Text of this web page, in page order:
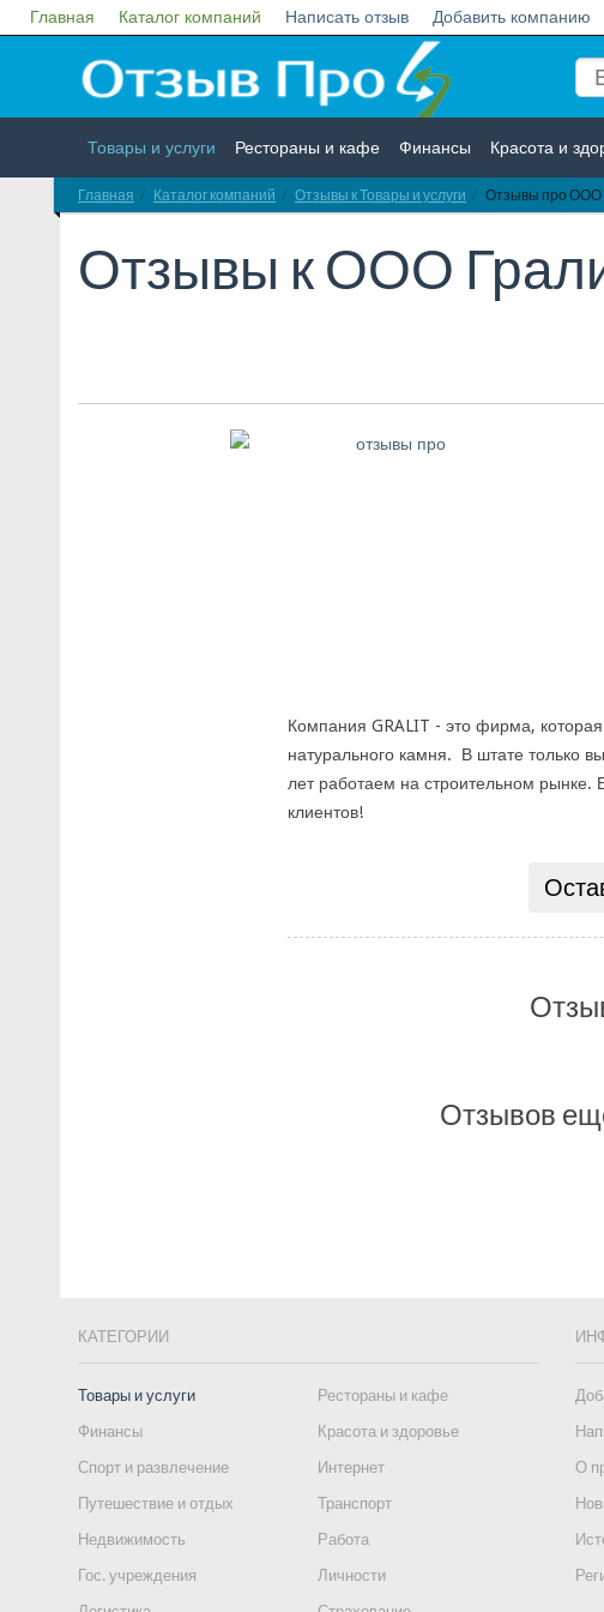
Главная Каталог компаний Написать отзыв Добавить компанию
Товары и услуги Рестораны и кафе Финансы Красота и
Недвижимость Работа Гос. учреждения Личности
Главная Каталог компаний Отзывы к Товары и услуги Отзывы про ООО
Отзывы к ООО
Компания GRALIT - это фирма, которая
натурального камня. В штате только
лет работаем на строительном рынке.
клиентов!
Отзывов
КАТЕГОРИИ
Товары и услуги
Рестораны и кафе
Финансы
Красота и здоровье
Спорт и развлечение
Интернет
Путешествие и отдых
Транспорт
Недвижимость
Работа
Гос. учреждения
Личности
О